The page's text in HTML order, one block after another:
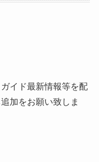
イド最新情報等を配
加をお願い致しま